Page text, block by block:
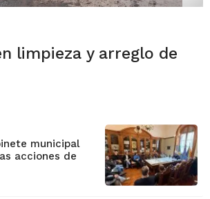
limpieza y arreglo de
municipal
acciones de